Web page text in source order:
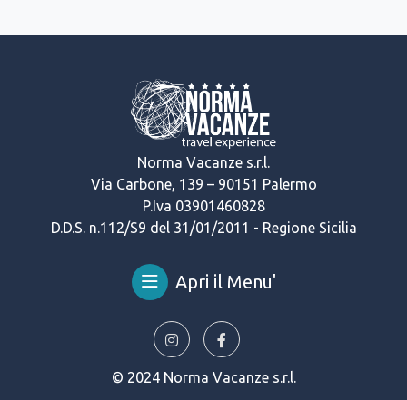
Norma Vacanze s.r.l.
Via Carbone, 139 – 90151 Palermo
P.Iva 03901460828
D.D.S. n.112/S9 del 31/01/2011 - Regione Sicilia
Apri il Menu'
© 2024 Norma Vacanze s.r.l.